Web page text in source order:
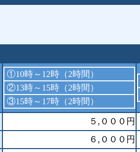
①10時～12時（2時間）
②13時～15時（2時間）
③15時～17時（2時間）
５,０００円
６,０００円